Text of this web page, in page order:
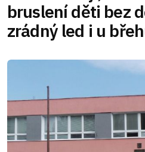
bruslení děti bez
zrádný led i u